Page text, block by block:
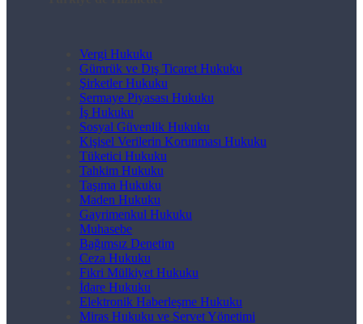
Vergi Hukuku
Gümrük ve Dış Ticaret Hukuku
Şirketler Hukuku
Sermaye Piyasası Hukuku
İş Hukuku
Sosyal Güvenlik Hukuku
Kişisel Verilerin Korunması Hukuku
Tüketici Hukuku
Tahkim Hukuku
Taşıma Hukuku
Maden Hukuku
Gayrimenkul Hukuku
Muhasebe
Bağımsız Denetim
Ceza Hukuku
Fikri Mülkiyet Hukuku
İdare Hukuku
Elektronik Haberleşme Hukuku
Miras Hukuku ve Servet Yönetimi